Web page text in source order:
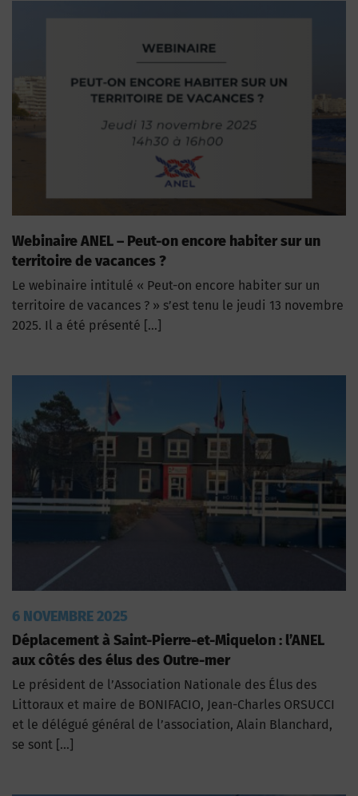
Webinaire ANEL – Peut-on encore habiter sur un
territoire de vacances ?
Le webinaire intitulé « Peut-on encore habiter sur un
territoire de vacances ? » s’est tenu le jeudi 13 novembre
2025. Il a été présenté […]
6 NOVEMBRE 2025
Déplacement à Saint-Pierre-et-Miquelon : l’ANEL
aux côtés des élus des Outre-mer
Le président de l’Association Nationale des Élus des
Littoraux et maire de BONIFACIO, Jean-Charles ORSUCCI
et le délégué général de l’association, Alain Blanchard,
se sont […]